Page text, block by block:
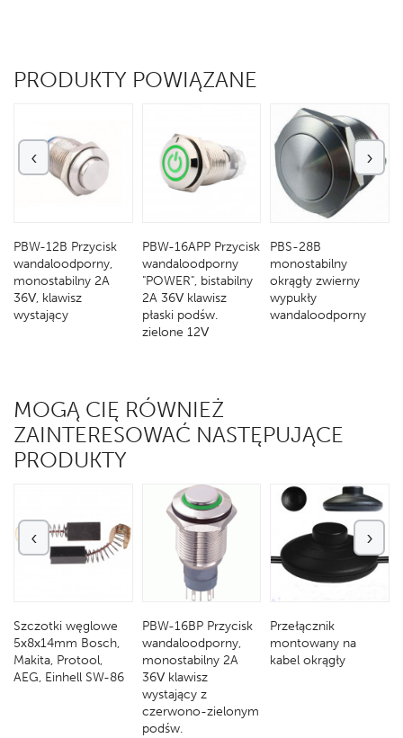
PRODUKTY POWIĄZANE
PBW-12B Przycisk
wandaloodporny,
monostabilny 2A
36V, klawisz
wystający
PBW-16APP Przycisk
wandaloodporny
"POWER", bistabilny
2A 36V klawisz
płaski podśw.
zielone 12V
PBS-28B
monostabilny
okrągły zwierny
wypukły
wandaloodporny
‹ ›
MOGĄ CIĘ RÓWNIEŻ
ZAINTERESOWAĆ NASTĘPUJĄCE
PRODUKTY
Szczotki węglowe
5x8x14mm Bosch,
Makita, Protool,
AEG, Einhell SW-86
PBW-16BP Przycisk
wandaloodporny,
monostabilny 2A
36V klawisz
wystający z
czerwono-zielonym
podśw.
Przełącznik
montowany na
kabel okrągły
‹ ›